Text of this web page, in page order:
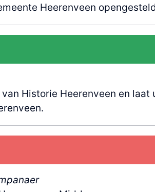
Heerenveen
Historie Heerenveen en